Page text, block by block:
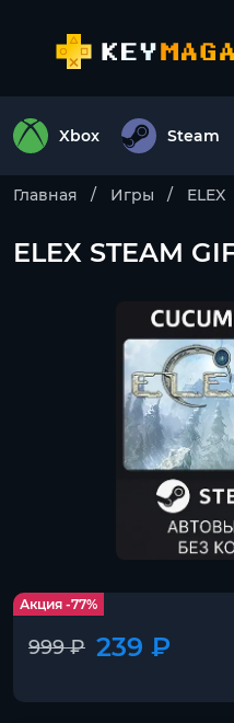
Xbox Steam
Главная Игры ELEX
ELEX STEAM
Акция -77%
999 ₽ 239 ₽